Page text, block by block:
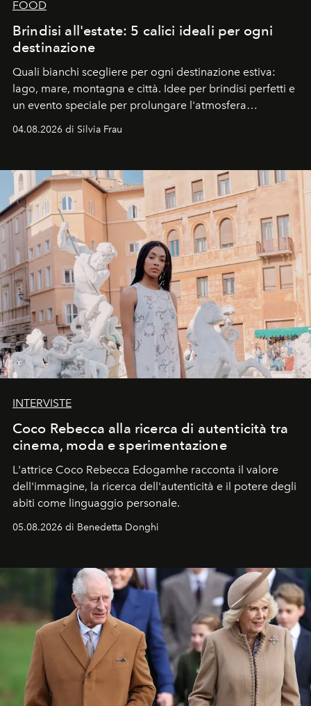
FOOD
Brindisi all'estate: 5 calici ideali per ogni
destinazione
Quali bianchi scegliere per ogni destinazione estiva:
lago, mare, montagna e città. Idee per brindisi perfetti e
un evento speciale per prolungare l'atmosfera
04.08.2026 di Silvia Frau
INTERVISTE
Coco Rebecca alla ricerca di autenticità tra
cinema, moda e sperimentazione
L'attrice Coco Rebecca Edogamhe racconta il valore
dell'immagine, la ricerca dell'autenticità e il potere degli
abiti come linguaggio personale.
05.08.2026 di Benedetta Donghi